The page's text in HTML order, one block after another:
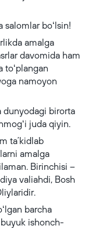
salomlar boʻlsin!
amalga
davomida ham
toʻplangan
namoyon
dunyodagi birorta
juda qiyin.
taʼkidlab
amalga
Birinchisi –
valiahdi, Bosh
barcha
buyuk ishonch-